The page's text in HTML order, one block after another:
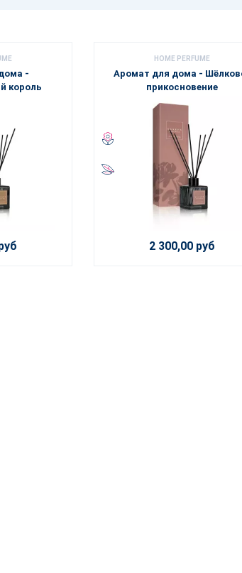
-
король
HOME PERFUME
Аромат для дома -
прикосновение
2 300,00 руб